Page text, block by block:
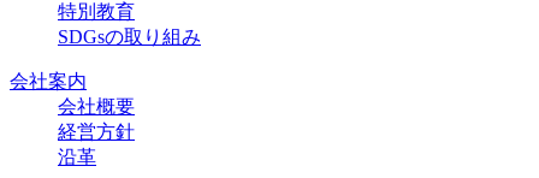
特別教育
SDGsの取り組み
会社案内
会社概要
経営方針
沿革